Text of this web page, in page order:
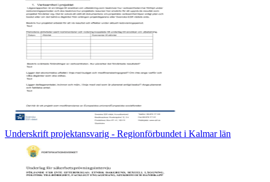
Underskrift projektansvarig - Regionförbundet i Kalmar län